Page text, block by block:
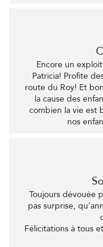
Encore un
Patricia! Profite
route du Roy! Et
la cause des
combien la vie est
nos
Toujours dévouée
pas surprise,
Félicitations à tous